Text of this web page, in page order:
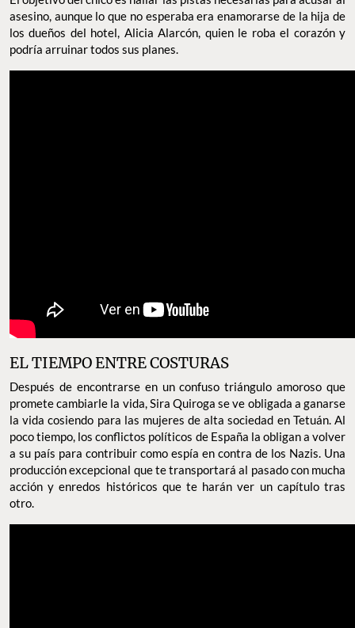
asesino, aunque lo que no esperaba era enamorarse de la hija de
los dueños del hotel, Alicia Alarcón, quien le roba el corazón y
podría arruinar todos sus planes.
EL TIEMPO ENTRE COSTURAS
Después de encontrarse en un confuso triángulo amoroso que
promete cambiarle la vida, Sira Quiroga se ve obligada a ganarse
la vida cosiendo para las mujeres de alta sociedad en Tetuán. Al
poco tiempo, los conflictos políticos de España la obligan a volver
a su país para contribuir como espía en contra de los Nazis. Una
producción excepcional que te transportará al pasado con mucha
acción y enredos históricos que te harán ver un capítulo tras
otro.